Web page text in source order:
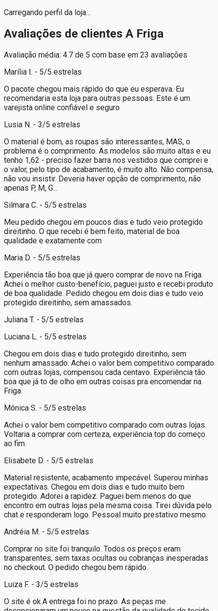
Carregando perfil da loja…
Avaliações de clientes A Friga
Avaliação média: 4.7 de 5 com base em 23 avaliações
Marília I. - 5/5 estrelas
O pacote chegou mais rápido do que eu esperava. Eu
recomendaria esta loja para outras pessoas. Este é um
varejista online confiável e seguro
Lusia N. - 3/5 estrelas
O material é bom, as roupas são interessantes, MAS, o
problema é o comprimento. As modelos são muito altas e eu
tenho 1,62 - preciso fazer barra nos vestidos que comprei e
o valor, pelo tipo de acabamento, é muito alto. Não compensa,
não vou insistir. Deveria haver opção de comprimento, não
apenas P, M, G...
Silmara C. - 5/5 estrelas
Meu pedido chegou em poucos dias e tudo veio protegido
direitinho. O que recebi é bem feito, material de boa
qualidade e exatamente com
Maria D. - 5/5 estrelas
Experiência tão boa que já quero comprar de novo na Friga.
Achei o melhor custo-benefício, paguei justo e recebi produto
de boa qualidade. Pedido chegou em dois dias e tudo veio
protegido direitinho, sem amassados.
Juliana T. - 5/5 estrelas
Luciana L. - 5/5 estrelas
Chegou em dois dias e tudo protegido direitinho, sem
nenhum amassado. Achei o valor bem competitivo comparado
com outras lojas, compensou cada centavo. Experiência tão
boa que já to de olho em outras coisas pra encomendar na
Friga.
Mônica S. - 5/5 estrelas
Achei o valor bem competitivo comparado com outras lojas.
Voltaria a comprar com certeza, experiência top do começo
ao fim.
Elisabete D. - 5/5 estrelas
Material resistente, acabamento impecável. Superou minhas
expectativas. Chegou em dois dias e tudo muito bem
protegido. Adorei a rapidez. Paguei bem menos do que
encontro em outras lojas pela mesma coisa. Tirei dúvida pelo
chat e responderam logo. Pessoal muito prestativo mesmo.
Andréia M. - 5/5 estrelas
Comprar no site foi tranquilo. Todos os preços eram
transparentes, sem taxas ocultas ou cobranças inesperadas
no checkout. O pedido chegou bem rápido.
Luiza F. - 3/5 estrelas
O site é ok.A entrega foi no prazo. As peças me